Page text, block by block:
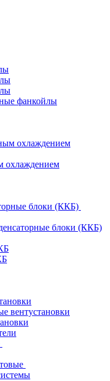
фанкойлы
охлаждением
охлаждением
блоки (ККБ)
блоки (ККБ)
вентустановки